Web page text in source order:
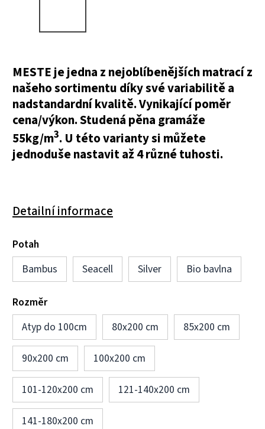
MESTE je jedna z nejoblíbenějších matrací z
našeho sortimentu díky své variabilitě a
nadstandardní kvalitě. Vynikající poměr
cena/výkon. Studená pěna gramáže
55kg/m3. U této varianty si můžete
jednoduše nastavit až 4 různé tuhosti.
Detailní informace
Potah
Bambus
Seacell Silver Bio bavlna
Rozměr
Atyp do 100cm
80x200 cm 85x200 cm
90x200 cm 100x200 cm
101-120x200 cm 121-140x200 cm
141-180x200 cm